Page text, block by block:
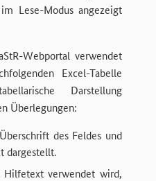
Lese-Modus angezeigt
Webportal verwendet
Excel-Tabelle
Darstellung
Überlegungen:
des Feldes und
dargestellt.
Hilfetext verwendet wird,